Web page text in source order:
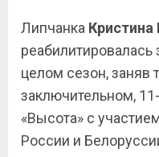
Липчанка Кристина
целом сезон, заняв
заключительном,
«Высота» с
России и